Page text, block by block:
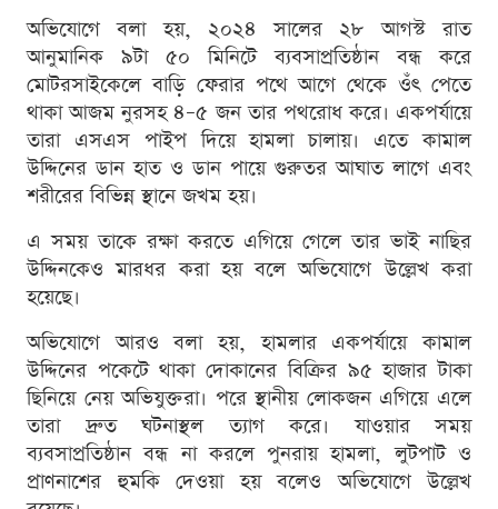
অভিযোগে বলা হয়, ২০২৪ সালের ২৮ আগস্ট রাত
আনুমানিক ৯টা ৫০ মিনিটে ব্যবসাপ্রতিষ্ঠান বন্ধ করে
মোটরসাইকেলে বাড়ি ফেরার পথে আগে থেকে ওঁৎ পেতে
থাকা আজম নুরসহ ৪–৫ জন তার পথরোধ করে। একপর্যায়ে
তারা এসএস পাইপ দিয়ে হামলা চালায়। এতে কামাল
উদ্দিনের ডান হাত ও ডান পায়ে গুরুতর আঘাত লাগে এবং
শরীরের বিভিন্ন স্থানে জখম হয়।
এ সময় তাকে রক্ষা করতে এগিয়ে গেলে তার ভাই নাছির
উদ্দিনকেও মারধর করা হয় বলে অভিযোগে উল্লেখ করা
হয়েছে।
অভিযোগে আরও বলা হয়, হামলার একপর্যায়ে কামাল
উদ্দিনের পকেটে থাকা দোকানের বিক্রির ৯৫ হাজার টাকা
ছিনিয়ে নেয় অভিযুক্তরা। পরে স্থানীয় লোকজন এগিয়ে এলে
তারা দ্রুত ঘটনাস্থল ত্যাগ করে। যাওয়ার সময়
ব্যবসাপ্রতিষ্ঠান বন্ধ না করলে পুনরায় হামলা, লুটপাট ও
প্রাণনাশের হুমকি দেওয়া হয় বলেও অভিযোগে উল্লেখ